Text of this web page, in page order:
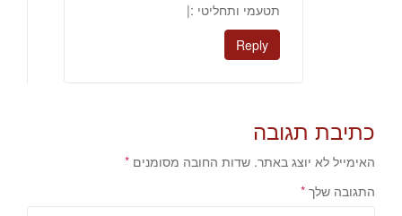
תטעמי ותחליטי :|
Reply
כתיבת תגובה
האימייל לא יוצג באתר. שדות החובה מסומנים *
התגובה שלך *